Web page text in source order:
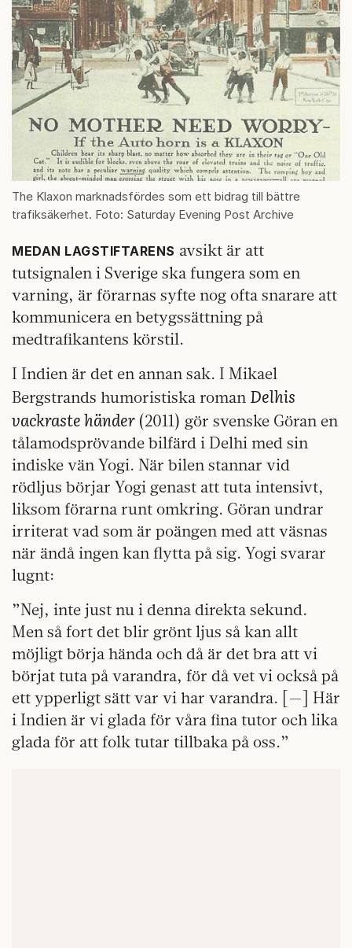
The Klaxon marknadsfördes som ett bidrag till bättre
trafiksäkerhet. Foto: Saturday Evening Post Archive
MEDAN LAGSTIFTARENS avsikt är att
tutsignalen i Sverige ska fungera som en
varning, är förarnas syfte nog ofta snarare att
kommunicera en betygssättning på
medtrafikantens körstil.
I Indien är det en annan sak. I Mikael
Bergstrands humoristiska roman Delhis
vackraste händer (2011) gör svenske Göran en
tålamodsprövande bilfärd i Delhi med sin
indiske vän Yogi. När bilen stannar vid
rödljus börjar Yogi genast att tuta intensivt,
liksom förarna runt omkring. Göran undrar
irriterat vad som är poängen med att väsnas
när ändå ingen kan flytta på sig. Yogi svarar
lugnt:
”Nej, inte just nu i denna direkta sekund.
Men så fort det blir grönt ljus så kan allt
möjligt börja hända och då är det bra att vi
börjat tuta på varandra, för då vet vi också på
ett ypperligt sätt var vi har varandra. [—] Här
i Indien är vi glada för våra fina tutor och lika
glada för att folk tutar tillbaka på oss.”